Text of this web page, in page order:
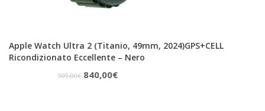
Apple Watch Ultra 2 (Titanio, 49mm, 2024)GPS+CELL
Ricondizionato Eccellente – Nero
909,00€ Il
840,00€Il